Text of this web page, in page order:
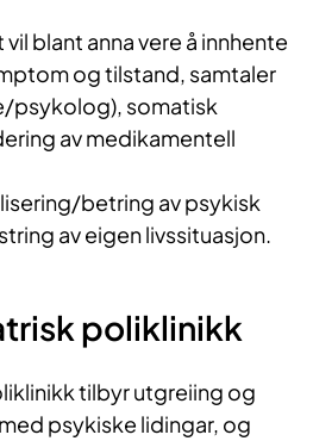
blant anna vere å innhente
og tilstand, samtaler
psykolog), somatisk
av medikamentell
betring av psykisk
av eigen livssituasjon.
poliklinikk
tilbyr utgreiing og
psykiske lidingar, og